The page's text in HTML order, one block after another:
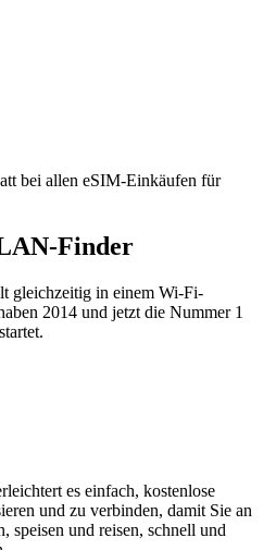
bei allen eSIM-Einkäufen für
Finder
gleichzeitig in einem Wi-Fi-
2014 und jetzt die Nummer 1
es einfach, kostenlose
und zu verbinden, damit Sie an
speisen und reisen, schnell und